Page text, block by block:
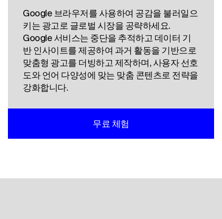
Google 브라우저를 사용하여 공감을 불러일으
키는 광고로 글로벌 시장을 공략하세요.
Google 서비스는 중단을 추적하고 데이터 기
반 인사이트를 제공하여 과거 활동을 기반으로
맞춤형 광고를 더빙하고 제작하며, 사용자 선호
도와 언어 다양성에 맞는 맞춤 콘텐츠로 전략을
강화합니다.
무료 체험